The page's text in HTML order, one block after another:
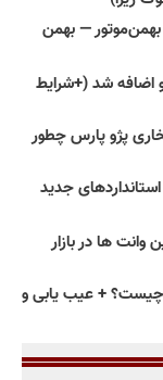
— بهمن
اضافه شد (+شرایط
پژو پارس چطور
جدید
معرفی 25 تا از برترین وانت ها در بازار
+ عیب یابی و